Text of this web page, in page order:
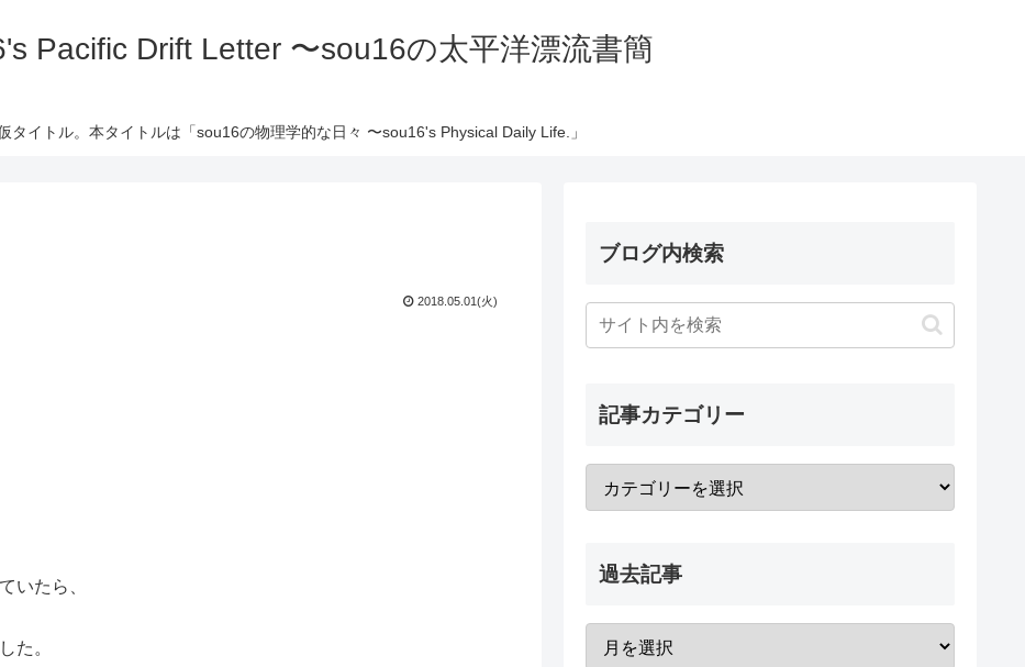
Pacific Drift Letter 〜sou16の太平洋漂流書簡
タイトル。本タイトルは「sou16の物理学的な日々 〜sou16's Physical Daily Life.」
2018.05.01(火)
いたら、
た。
ブログ内検索
記事カテゴリー
過去記事